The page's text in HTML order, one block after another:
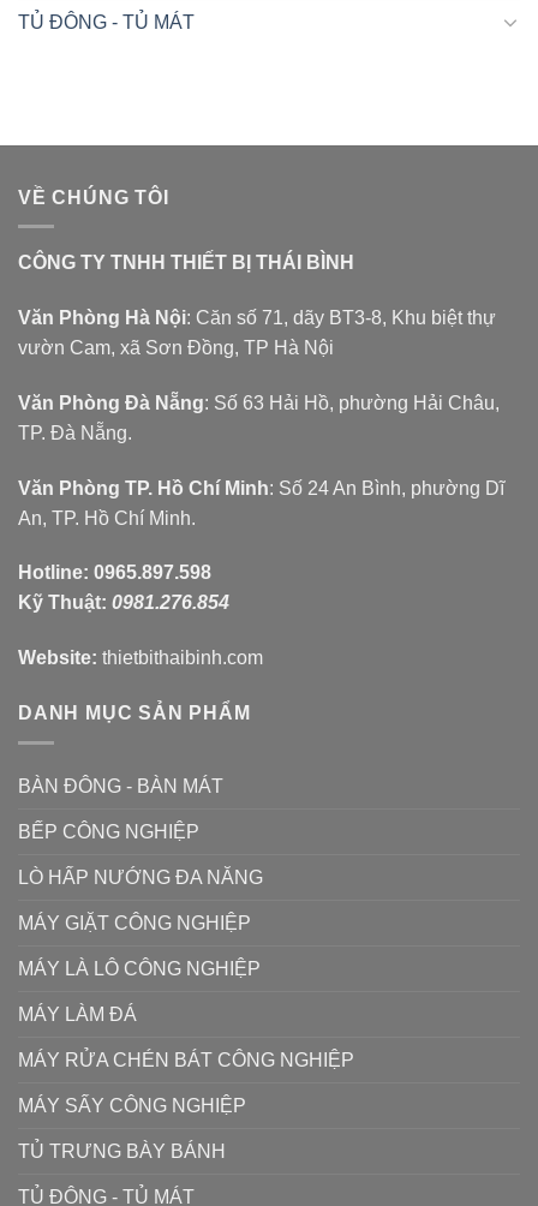
TỦ ĐÔNG - TỦ MÁT
VỀ CHÚNG TÔI
CÔNG TY TNHH THIẾT BỊ THÁI BÌNH
Văn Phòng Hà Nội: Căn số 71, dãy BT3-8, Khu biệt thự
vườn Cam, xã Sơn Đồng, TP Hà Nội
Văn Phòng Đà Nẵng: Số 63 Hải Hồ, phường Hải Châu,
TP. Đà Nẵng.
Văn Phòng TP. Hồ Chí Minh: Số 24 An Bình, phường Dĩ
An, TP. Hồ Chí Minh.
Hotline: 0965.897.598
Kỹ Thuật: 0981.276.854
Website: thietbithaibinh.com
DANH MỤC SẢN PHẨM
BÀN ĐÔNG - BÀN MÁT
BẾP CÔNG NGHIỆP
LÒ HẤP NƯỚNG ĐA NĂNG
MÁY GIẶT CÔNG NGHIỆP
MÁY LÀ LÔ CÔNG NGHIỆP
MÁY LÀM ĐÁ
MÁY RỬA CHÉN BÁT CÔNG NGHIỆP
MÁY SẤY CÔNG NGHIỆP
TỦ TRƯNG BÀY BÁNH
TỦ ĐÔNG - TỦ MÁT